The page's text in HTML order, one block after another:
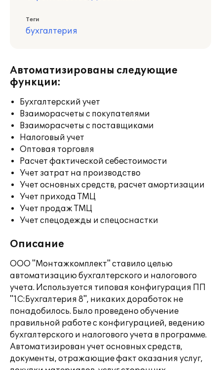
Теги
бухгалтерия
Автоматизированы следующие
функции:
Бухгалтерский учет
Взаиморасчеты с покупателями
Взаиморасчеты с поставщиками
Налоговый учет
Оптовая торговля
Расчет фактической себестоимости
Учет затрат на производство
Учет основных средств, расчет амортизации
Учет прихода ТМЦ
Учет продаж ТМЦ
Учет спецодежды и спецоснастки
Описание
ООО "Монтажкомплект" ставило целью
автоматизацию бухгалтерского и налогового
учета. Используется типовая конфигурация ПП
"1С:Бухгалтерия 8", никаких доработок не
понадобилось. Было проведено обучение
правильной работе с конфигурацией, ведению
бухгалтерского и налогового учета в программе.
Автоматизирован учет основных средств,
документы, отражающие факт оказания услуг,